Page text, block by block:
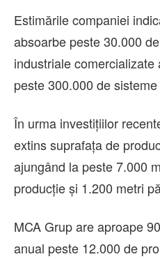
Estimările companiei
absoarbe peste 30.000
industriale
peste 300.000 de
În urma investițiilor
extins suprafața de
ajungând la peste 7.000
producție și 1.200 metri
MCA Grup are aproape
anual peste 12.000 de